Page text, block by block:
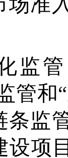
监管
管和
条监
设项